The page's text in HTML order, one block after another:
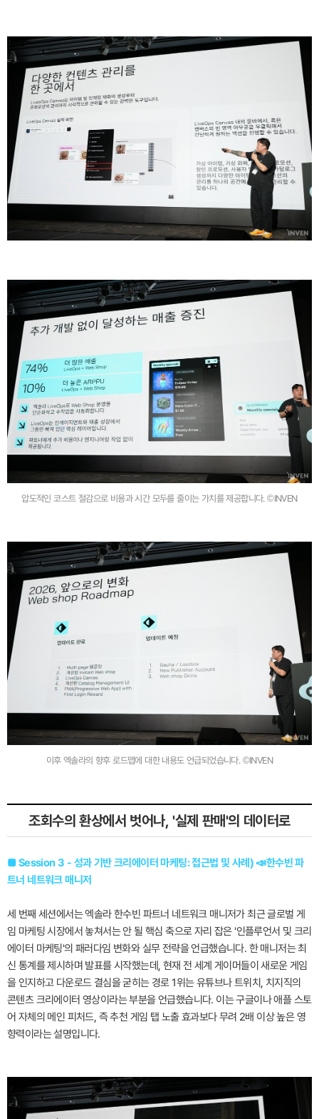
압도적인 코스트 절감으로 비용과 시간 모두를 줄이는 가치를 제공합니다. ©INVEN
이후 엑솔라의 향후 로드맵에 대한 내용도 언급되었습니다. ©INVEN
조회수의 환상에서 벗어나, '실제 판매'의 데이터로
■ Session 3 - 성과 기반 크리에이터 마케팅: 접근법 및 사례) 📣한수빈 파
트너 네트워크 매니저
세 번째 세션에서는 엑솔라 한수빈 파트너 네트워크 매니저가 최근 글로벌 게
임 마케팅 시장에서 놓쳐서는 안 될 핵심 축으로 자리 잡은 '인플루언서 및 크리
에이터 마케팅'의 패러다임 변화와 실무 전략을 언급했습니다. 한 매니저는 최
신 통계를 제시하며 발표를 시작했는데, 현재 전 세계 게이머들이 새로운 게임
을 인지하고 다운로드 결심을 굳히는 경로 1위는 유튜브나 트위치, 치지직의
콘텐츠 크리에이터 영상이라는 부분을 언급했습니다. 이는 구글이나 애플 스토
어 자체의 메인 피처드, 즉 추천 게임 탭 노출 효과보다 무려 2배 이상 높은 영
향력이라는 설명입니다.